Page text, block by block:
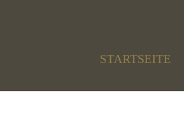
STARTSEITE